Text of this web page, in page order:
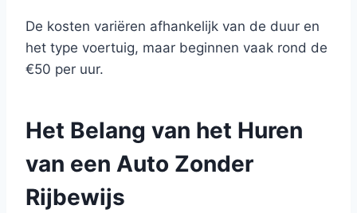
De kosten variëren afhankelijk van de duur en
het type voertuig, maar beginnen vaak rond de
€50 per uur.
Het Belang van het Huren
van een Auto Zonder
Rijbewijs